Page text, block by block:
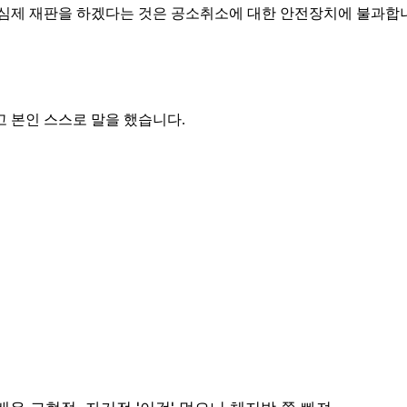
재판을 하겠다는 것은 공소취소에 대한 안전장치에 불과합
본인 스스로 말을 했습니다.